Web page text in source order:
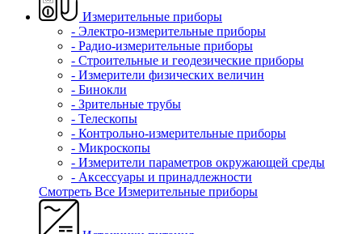
Измерительные приборы
- Электро-измерительные приборы
- Радио-измерительные приборы
- Строительные и геодезические приборы
- Измерители физических величин
- Бинокли
- Зрительные трубы
- Телескопы
- Контрольно-измерительные приборы
- Микроскопы
- Измерители параметров окружающей среды
- Аксессуары и принадлежности
Смотреть Все Измерительные приборы